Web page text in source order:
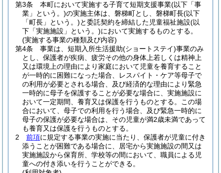
第3条
本町において実施する子育て短期支援事業(以下「事
業」という。)の実施主体は、磐梯町とし、磐梯町長(以下
「町長」という。)と委託契約を締結した児童福祉施設(以
下「実施施設」という。)において実施するものとする。
(実施する事業の種類及び内容)
第4条
事業は、短期入所生活援助(ショートステイ)事業のみ
とし、保護者が疾病、疲労その他の身体上若しくは精神上
又は環境上の理由により家庭において児童を養育すること
が一時的に困難になった場合、レスパイト・ケア等母子で
の利用が必要とされる場合、及び経済的な理由により緊急
一時的に母子を保護することが必要な場合に、実施施設に
おいて一定期間、養育又は保護を行うものとする。
この場
合において、母子での利用を行う場合、及び緊急一時的に
母子の保護が必要な場合は、その児童が満2歳未満であって
も養育又は保護を行うものとする。
2
前項に規定する事業の実施に当たり、保護者が児童に付き
添うことが困難である場合に、居宅から実施施設の間又は
実施施設から保育所、学校等の間において、職員による児
童への付き添いを行うことができる。